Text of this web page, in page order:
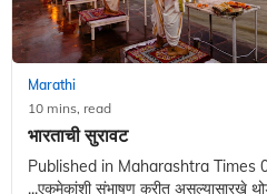
Marathi
10 mins, read
भारताची सुरावट
Published in Maharashtra Times
...एकमेकांशी संभाषण करीत असल्यासारखे